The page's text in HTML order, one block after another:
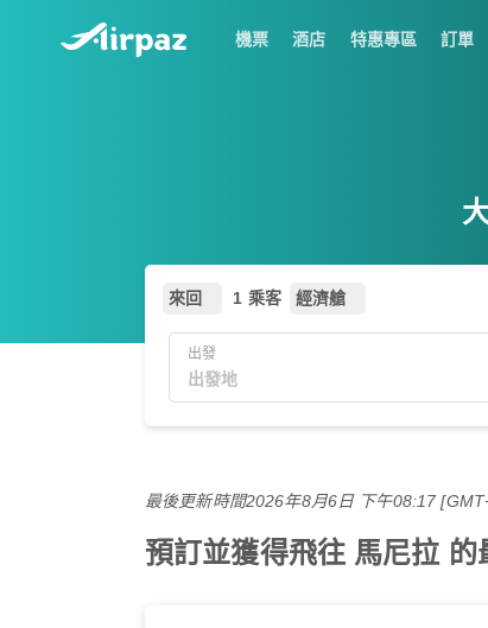
機票 酒店 特惠專區 訂單
來回 1 乘客 經濟艙
出發
最後更新時間2026年8月6日 下午08:17
預訂並獲得飛往 馬尼拉